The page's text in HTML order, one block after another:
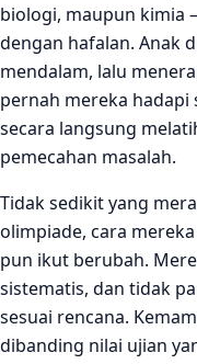
biologi, maupun kimia
dengan hafalan. Anak
mendalam, lalu
pernah mereka hadapi
secara langsung
pemecahan masalah.
Tidak sedikit yang
olimpiade, cara
pun ikut berubah.
sistematis, dan tidak
sesuai rencana.
dibanding nilai ujian